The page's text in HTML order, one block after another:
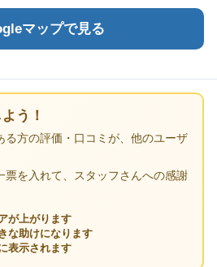
マップで見る
う！
る方の評価・口コミが、他のユーザ
票を入れて、スタッフさんへの感謝
が上がります
な助けになります
表示されます